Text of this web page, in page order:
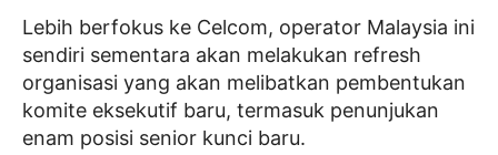
Lebih berfokus ke Celcom, operator Malaysia ini
sendiri sementara akan melakukan refresh
organisasi yang akan melibatkan pembentukan
komite eksekutif baru, termasuk penunjukan
enam posisi senior kunci baru.